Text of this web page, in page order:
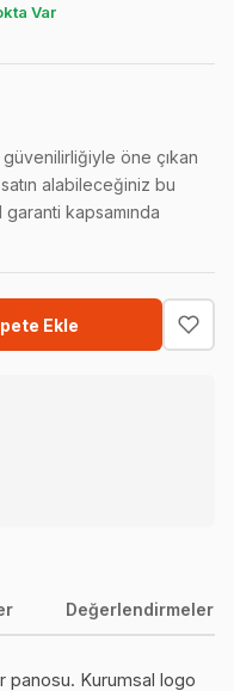
Var
öne çıkan
alabileceğiniz bu
kapsamında
Ekle
Değerlendirmeler
panosu. Kurumsal logo